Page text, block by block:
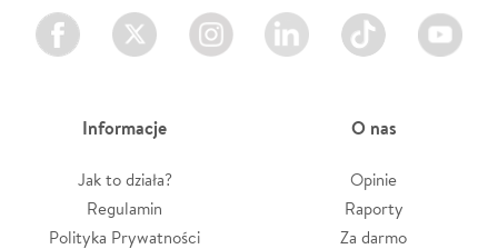
Facebook Twitter Instagram LinkedIn TikTok Youtube
Informacje
Jak to działa?
Regulamin
Polityka Prywatności
O nas
Opinie
Raporty
Za darmo